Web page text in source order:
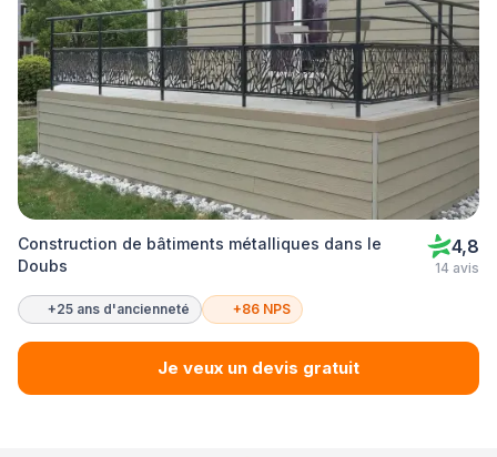
Construction de bâtiments métalliques dans le
Doubs
4,8
14 avis
+25 ans d'ancienneté +86 NPS
Je veux un devis gratuit